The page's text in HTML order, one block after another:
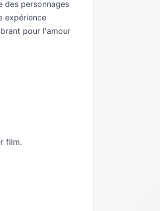
des personnages
expérience
pour l'amour
film.